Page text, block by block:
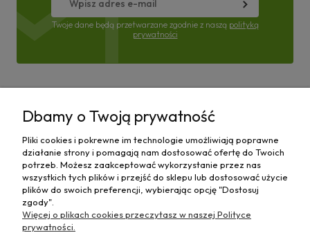
Twoje dane będą przetwarzane zgodnie z naszą polityką
prywatności
Moje konto
Płatności i dostawa
Informacje
O nas
Dbamy o Twoją prywatność
Pliki cookies i pokrewne im technologie umożliwiają poprawne
działanie strony i pomagają nam dostosować ofertę do Twoich
potrzeb. Możesz zaakceptować wykorzystanie przez nas
wszystkich tych plików i przejść do sklepu lub dostosować użycie
plików do swoich preferencji, wybierając opcję "Dostosuj
zgody".
Więcej o plikach cookies przeczytasz w naszej Polityce
prywatności.